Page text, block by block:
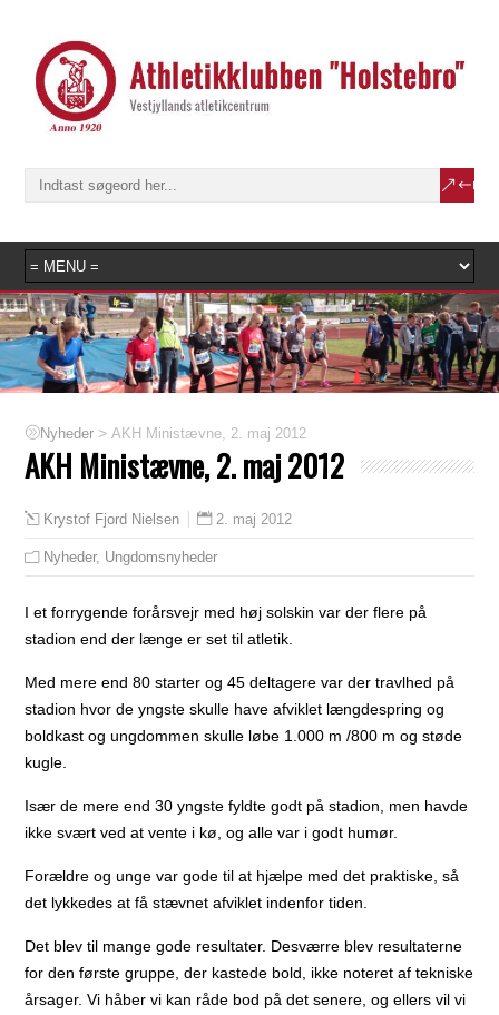
Nyheder >AKH Ministævne, 2. maj 2012
AKH Ministævne, 2. maj 2012
Krystof Fjord Nielsen 2. maj 2012
Nyheder, Ungdomsnyheder
I et forrygende forårsvejr med høj solskin var der flere på
stadion end der længe er set til atletik.
Med mere end 80 starter og 45 deltagere var der travlhed på
stadion hvor de yngste skulle have afviklet længdespring og
boldkast og ungdommen skulle løbe 1.000 m /800 m og støde
kugle.
Især de mere end 30 yngste fyldte godt på stadion, men havde
ikke svært ved at vente i kø, og alle var i godt humør.
Forældre og unge var gode til at hjælpe med det praktiske, så
det lykkedes at få stævnet afviklet indenfor tiden.
Det blev til mange gode resultater. Desværre blev resultaterne
for den første gruppe, der kastede bold, ikke noteret af tekniske
årsager. Vi håber vi kan råde bod på det senere, og ellers vil vi